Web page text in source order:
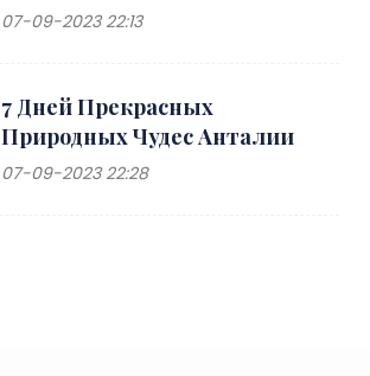
07-09-2023 22:13
7 Дней Прекрасных
Природных Чудес Анталии
07-09-2023 22:28